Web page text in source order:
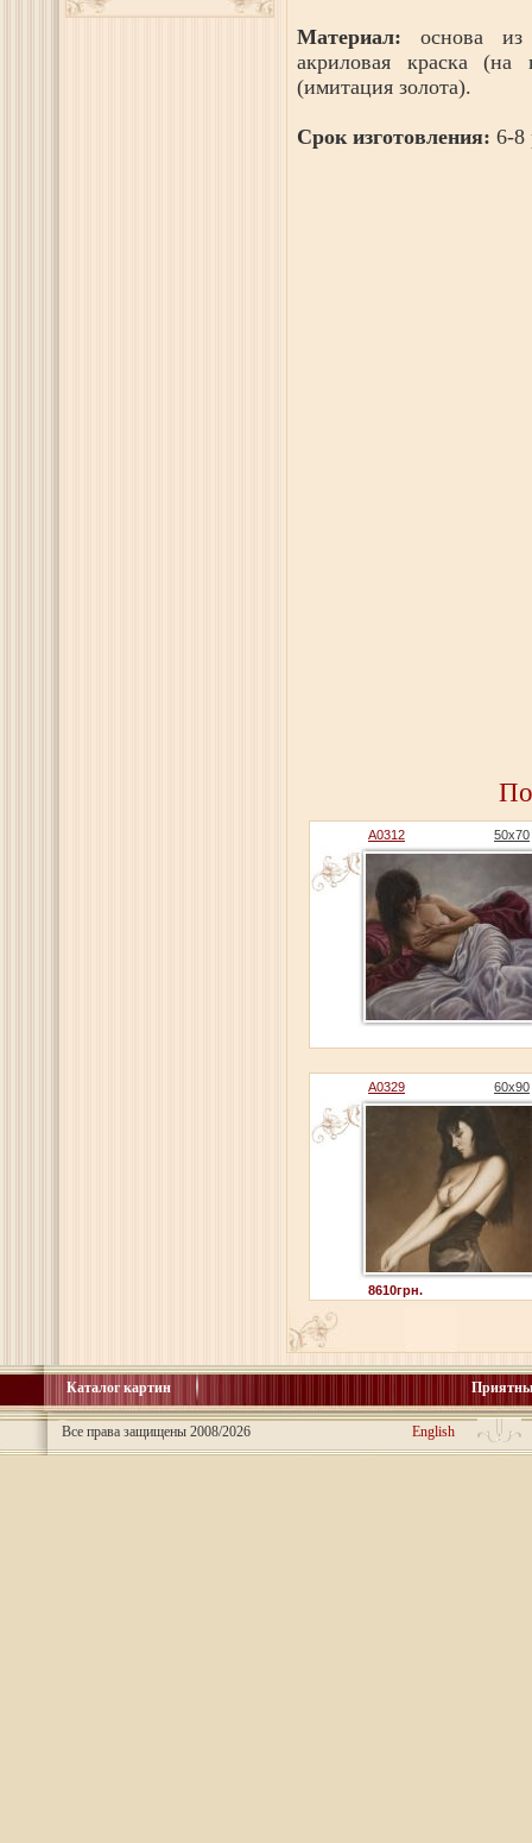
Материал: основа
акриловая краска
(имитация золота).
Срок изготовления: 6-8
A0312 50x70
A0329 60x90
8610грн.
Каталог картин
Все права защищены 2008/2026 English